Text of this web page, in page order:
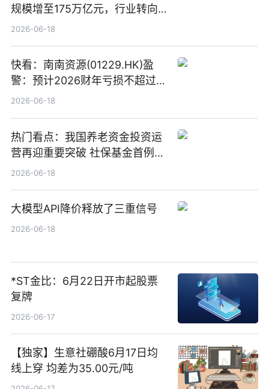
规模增至175万亿元，行业转向
“量质并重”
2026-06-18
快看：南南资源(01229.HK)盈
警：预计2026财年亏损不超过
1000万港元
2026-06-18
热门看点：我国养老资金投资运
营再迎重要突破 社保基金首例期
货账户完成开立
2026-06-18
大模型API降价释放了三重信号
2026-06-18
*ST金比：6月22日开市起股票
复牌
2026-06-17
【独家】生意社硼酸6月17日均
线上穿 均差为35.00元/吨